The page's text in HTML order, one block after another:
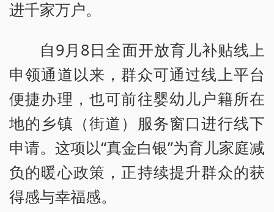
进千家万户。
自9月8日全面开放育儿补贴线上
申领通道以来，群众可通过线上平台
便捷办理，也可前往婴幼儿户籍所在
地的乡镇（街道）服务窗口进行线下
申请。这项以“真金白银”为育儿家庭减
负的暖心政策，正持续提升群众的获
得感与幸福感。